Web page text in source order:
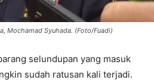
Mochamad Syuhada. (Foto/Fuadi)
selundupan yang masuk
sudah ratusan kali terjadi.